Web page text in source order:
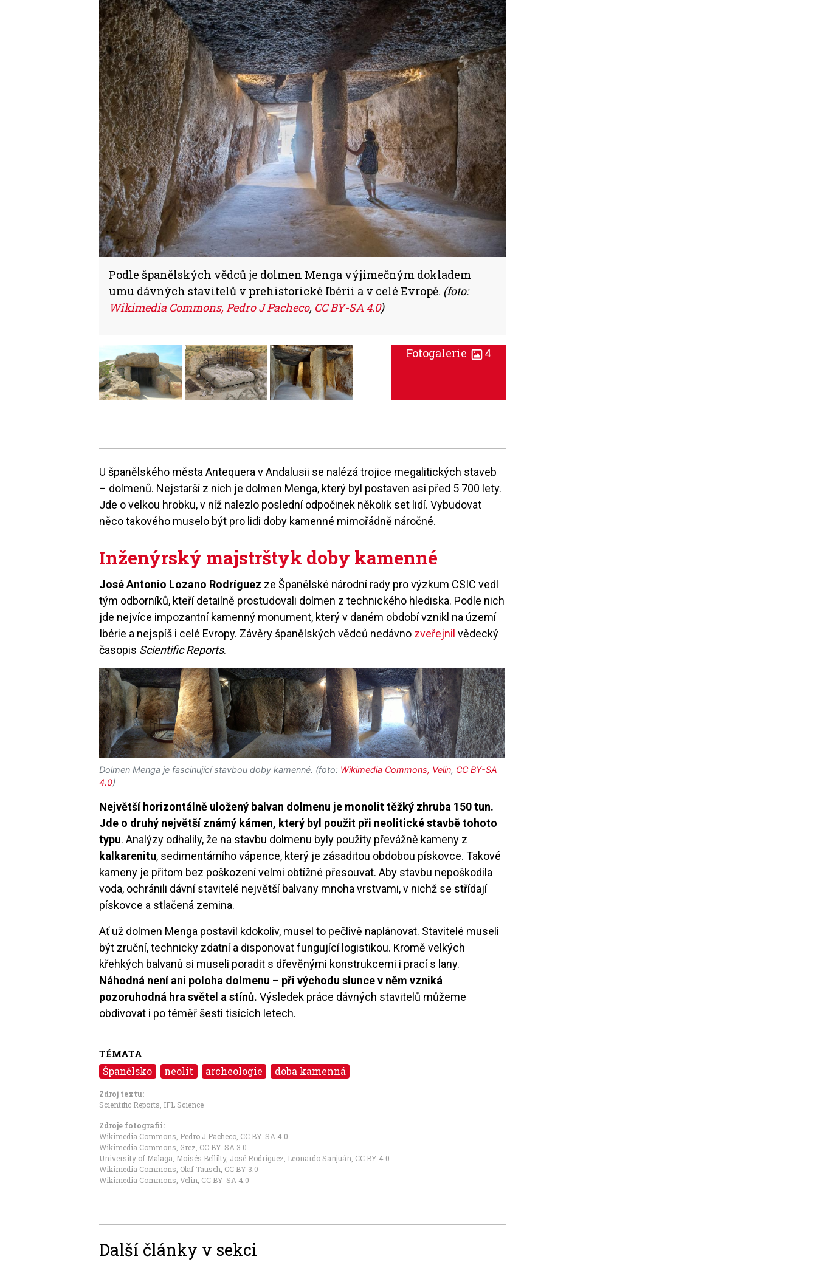
Podle španělských vědců je dolmen Menga výjimečným dokladem
umu dávných stavitelů v prehistorické Ibérii a v celé Evropě. (foto:
Wikimedia Commons, Pedro J Pacheco, CC BY-SA 4.0)
Fotogalerie 4
U španělského města Antequera v Andalusii se nalézá trojice megalitických staveb
– dolmenů. Nejstarší z nich je dolmen Menga, který byl postaven asi před 5 700 lety.
Jde o velkou hrobku, v níž nalezlo poslední odpočinek několik set lidí. Vybudovat
něco takového muselo být pro lidi doby kamenné mimořádně náročné.
Inženýrský majstrštyk doby kamenné
José Antonio Lozano Rodríguez ze Španělské národní rady pro výzkum CSIC vedl
tým odborníků, kteří detailně prostudovali dolmen z technického hlediska. Podle nich
jde nejvíce impozantní kamenný monument, který v daném období vznikl na území
Ibérie a nejspíš i celé Evropy. Závěry španělských vědců nedávno zveřejnil vědecký
časopis Scientific Reports.
Dolmen Menga je fascinující stavbou doby kamenné. (foto: Wikimedia Commons, Velin, CC BY-SA
4.0)
Největší horizontálně uložený balvan dolmenu je monolit těžký zhruba 150 tun.
Jde o druhý největší známý kámen, který byl použit při neolitické stavbě tohoto
typu. Analýzy odhalily, že na stavbu dolmenu byly použity převážně kameny z
kalkarenitu, sedimentárního vápence, který je zásaditou obdobou pískovce. Takové
kameny je přitom bez poškození velmi obtížné přesouvat. Aby stavbu nepoškodila
voda, ochránili dávní stavitelé největší balvany mnoha vrstvami, v nichž se střídají
pískovce a stlačená zemina.
Ať už dolmen Menga postavil kdokoliv, musel to pečlivě naplánovat. Stavitelé museli
být zruční, technicky zdatní a disponovat fungující logistikou. Kromě velkých
křehkých balvanů si museli poradit s dřevěnými konstrukcemi i prací s lany.
Náhodná není ani poloha dolmenu – při východu slunce v něm vzniká
pozoruhodná hra světel a stínů.Výsledek práce dávných stavitelů můžeme
obdivovat i po téměř šesti tisících letech.
TÉMATA
Španělsko neolit archeologie doba kamenná
Zdroj textu:
Scientific Reports IFL Science
Zdroje fotografii:
Wikimedia Commons, Pedro J Pacheco CC BY-SA 4.0
Wikimedia Commons, Grez CC BY-SA 3.0
University of Malaga, Moisés Bellilty, José Rodríguez, Leonardo Sanjuán CC BY 4.0
Wikimedia Commons, Olaf Tausch CC BY 3.0
Wikimedia Commons, Velin CC BY-SA 4.0
Další články v sekci